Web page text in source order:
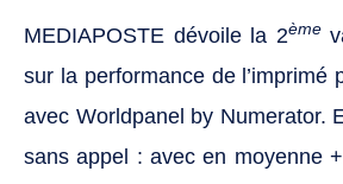
MEDIAPOSTE dévoile la 2ème
sur la performance de l’imprimé
avec Worldpanel by Numerator.
sans appel : avec en moyenne